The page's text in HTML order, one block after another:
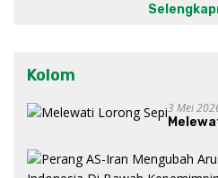
Kolom
3 Mei